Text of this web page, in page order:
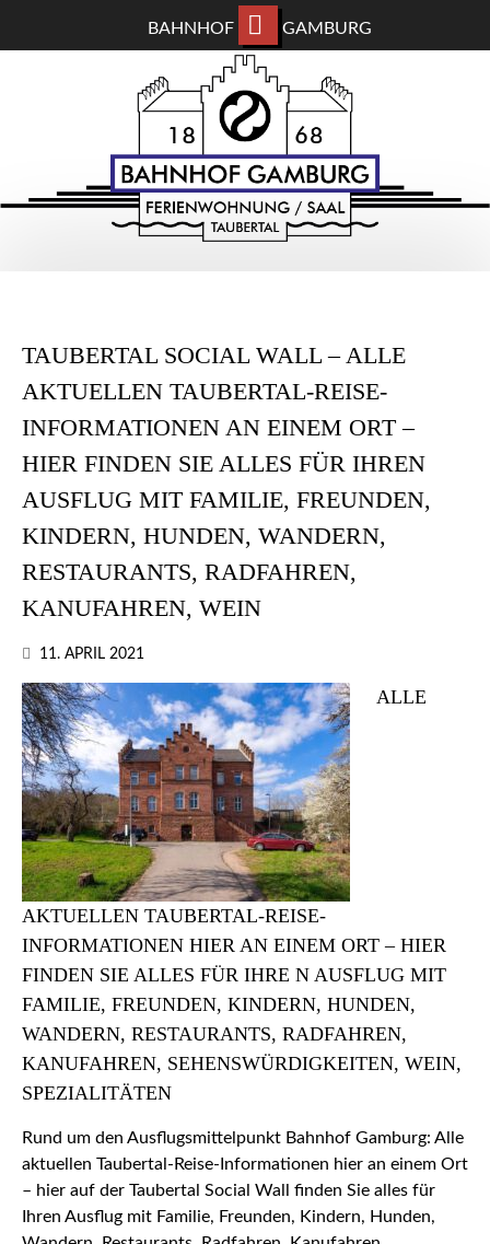
BAHNHOF GAMBURG
BAHNHOF GAMBURG
Ferienwohnung und Eventsaal im Taubertal
TAUBERTAL SOCIAL WALL – ALLE
AKTUELLEN TAUBERTAL-REISE-
INFORMATIONEN AN EINEM ORT –
HIER FINDEN SIE ALLES FÜR IHREN
AUSFLUG MIT FAMILIE, FREUNDEN,
KINDERN, HUNDEN, WANDERN,
RESTAURANTS, RADFAHREN,
KANUFAHREN, WEIN
11. APRIL 2021
ALLE
AKTUELLEN TAUBERTAL-REISE-
INFORMATIONEN HIER AN EINEM ORT – HIER
FINDEN SIE ALLES FÜR IHRE N AUSFLUG MIT
FAMILIE, FREUNDEN, KINDERN, HUNDEN,
WANDERN, RESTAURANTS, RADFAHREN,
KANUFAHREN, SEHENSWÜRDIGKEITEN, WEIN,
SPEZIALITÄTEN
Rund um den Ausflugsmittelpunkt Bahnhof Gamburg: Alle
aktuellen Taubertal-Reise-Informationen hier an einem Ort
– hier auf der Taubertal Social Wall finden Sie alles für
Ihren Ausflug mit Familie, Freunden, Kindern, Hunden,